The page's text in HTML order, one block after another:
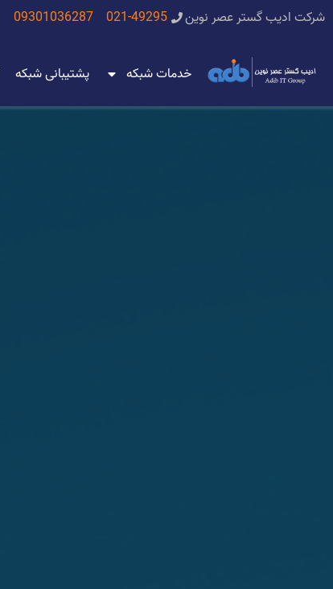
شرکت ادیب گستر عصر نوین 021-49295
09301036287
خدمات شبکه پشتیبانی شبکه